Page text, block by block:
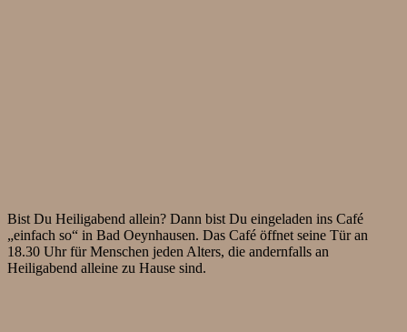
Bist Du Heiligabend allein? Dann bist Du eingeladen ins Café
„einfach so“ in Bad Oeynhausen. Das Café öffnet seine Tür an
18.30 Uhr für Menschen jeden Alters, die andernfalls an
Heiligabend alleine zu Hause sind.